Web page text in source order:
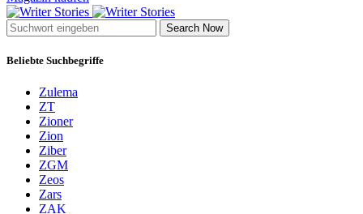
Search Now
Beliebte Suchbegriffe
Zulema
ZT
Zioner
Zion
Ziber
ZGM
Zeos
Zars
ZAK